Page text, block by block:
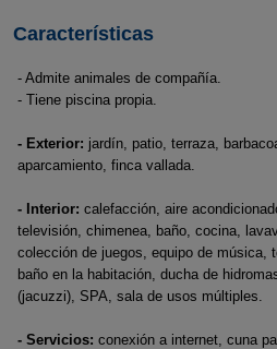
Características
- Admite animales de compañía.
- Tiene piscina propia.
- Exterior: jardín, patio, terraza,
aparcamiento, finca vallada.
- Interior: calefacción, aire
televisión, chimenea, baño, cocina,
colección de juegos, equipo de música,
baño en la habitación, ducha de
(jacuzzi), SPA, sala de usos múltiples.
- Servicios: conexión a internet, cuna